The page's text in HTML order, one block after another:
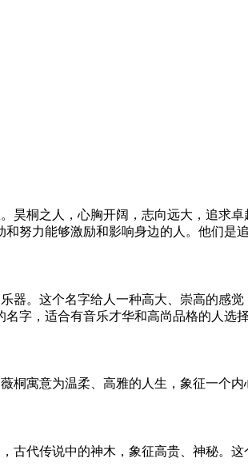
昊桐之人，心胸开阔，志向远大，追求
努力能够激励和影响身边的人。他们是
器。这个名字给人一种高大、崇高的感
字，适合有音乐才华和高尚品格的人选择
寓意为温柔、高雅的人生，象征一个内
古代传说中的神木，象征高贵、神秘。